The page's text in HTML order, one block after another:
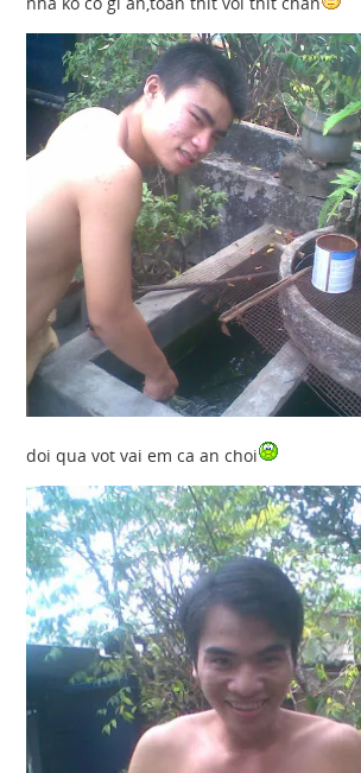
doi qua vot vai em ca an choi